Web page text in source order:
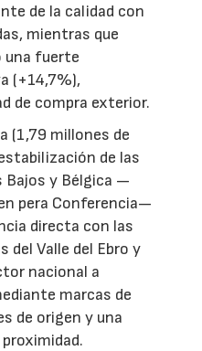
de la calidad con
mientras que
una fuerte
(+14,7%),
de compra exterior.
(1,79 millones de
de las
Bajos y Bélgica —
pera Conferencia—
directa con las
del Valle del Ebro y
nacional a
marcas de
de origen y una